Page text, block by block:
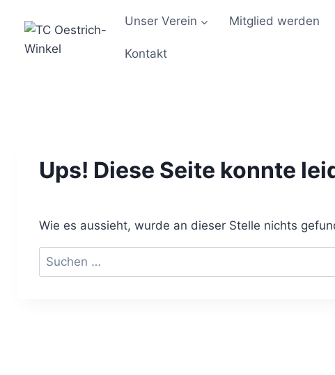
Inhalt
springen
Unser Verein Mitglied werden
Kontakt
Ups! Diese Seite konnte
Wie es aussieht, wurde an dieser Stelle nichts
Suchen
nach: